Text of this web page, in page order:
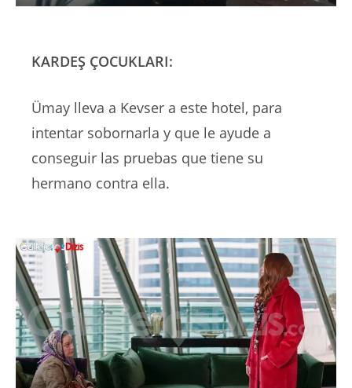
KARDEŞ ÇOCUKLARI:
Ümay lleva a Kevser a este hotel, para
intentar sobornarla y que le ayude a
conseguir las pruebas que tiene su
hermano contra ella.